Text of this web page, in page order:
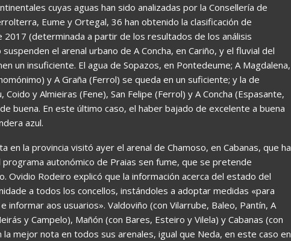
cuyas aguas han sido analizadas por la Consellería de
Eume y Ortegal, 36 han obtenido la clasificación de
(determinada a partir de los resultados de los análisis
el arenal urbano de A Concha, en Cariño, y el fluvial del
un insuficiente. El agua de Sopazos, en Pontedeume; A Magdalena,
y A Graña (Ferrol) se queda en un suficiente; y la de
Coido y Almieiras (Fene), San Felipe (Ferrol) y A Concha (Espasante,
buena. En este último caso, el haber bajado de excelente a buena
azul.
en la provincia visitó ayer el arenal de Chamoso, en Cabanas, que ha
autonómico de Praias sen fume, que se pretende
Ovidio Rodeiro explicó que la información acerca del estado del
a todos los concellos, instándoles a adoptar medidas «para
informar aos usuarios». Valdoviño (con Vilarrube, Baleo, Pantín, A
y Campelo), Mañón (con Bares, Esteiro y Vilela) y Cabanas (con
la mejor nota en todos sus arenales, igual que Neda, en este caso en